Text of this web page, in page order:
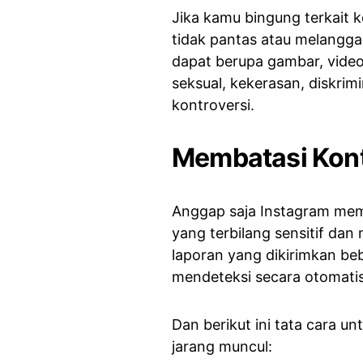
Jika kamu bingung terkait
tidak pantas atau
dapat berupa gambar,
seksual, kekerasan,
kontroversi.
Membatasi
Anggap saja Instagram
yang terbilang sensitif dan
laporan yang dikirimkan
mendeteksi secara
Dan berikut ini tata cara
jarang muncul: